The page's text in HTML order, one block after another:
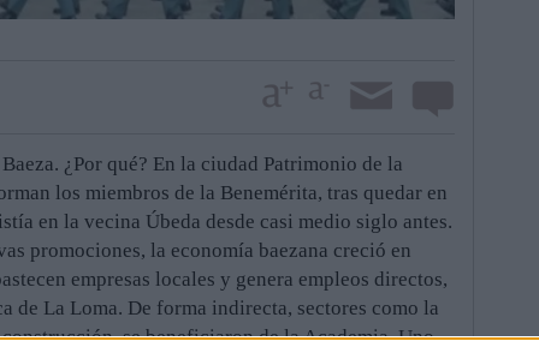
¿Por qué? En la ciudad Patrimonio de la
los miembros de la Benemérita, tras quedar en
en la vecina Úbeda desde casi medio siglo antes.
promociones, la economía baezana creció en
empresas locales y genera empleos directos,
de La Loma. De forma indirecta, sectores como la
se beneficiaron de la Academia. Uno